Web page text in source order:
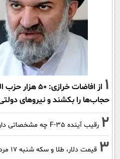
1
از افاضات
حجاب‌ها را بکشند و نیرو‌های دولتی
2 رقیب آینده F-35 چه مشخصاتی دارد؟
3 قیمت دلار، طلا و سکه شنبه ۱۷ مرداد ۱۴۰۵ (+جدول قیمت)